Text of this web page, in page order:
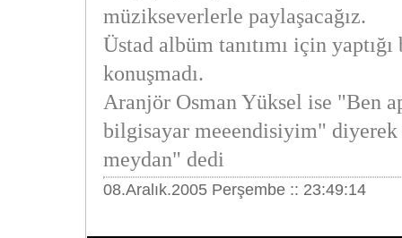
müzikseverlerle paylaşacağız.
Üstad albüm tanıtımı için yaptığı
konuşmadı.
Aranjör Osman Yüksel ise "Ben
bilgisayar meeendisiyim"
meydan" dedi
08.Aralık.2005 Perşembe :: 23:49:14